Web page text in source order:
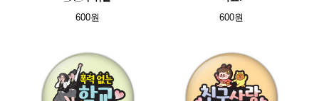
600원
600원